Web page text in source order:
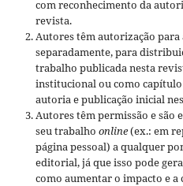
com reconhecimento da
revista.
Autores têm autorização
separadamente, para
trabalho publicada nesta
institucional ou como
autoria e publicação inicial
Autores têm permissão e
seu trabalho online(ex.: em
página pessoal) a qualquer
editorial, já que isso pode
como aumentar o impacto e